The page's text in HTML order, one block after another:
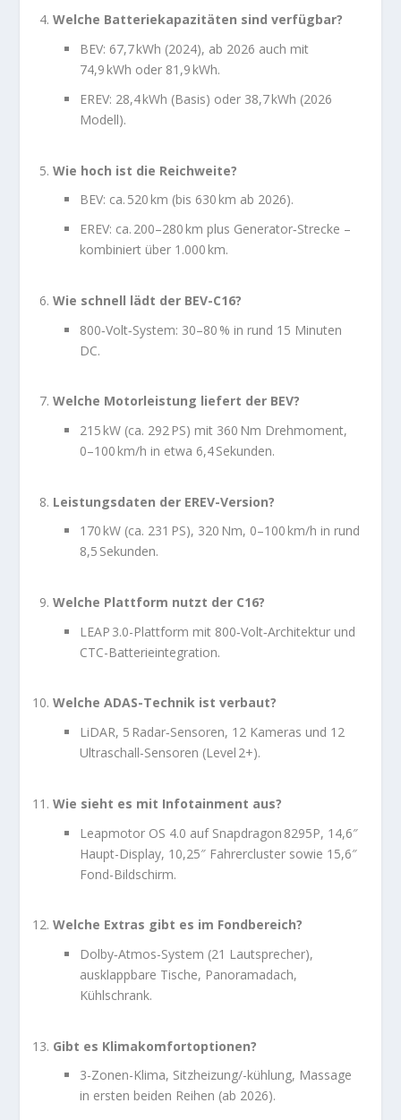
Welche Batteriekapazitäten sind verfügbar?
BEV: 67,7 kWh (2024), ab 2026 auch mit
74,9 kWh oder 81,9 kWh.
EREV: 28,4 kWh (Basis) oder 38,7 kWh (2026
Modell).
Wie hoch ist die Reichweite?
BEV: ca. 520 km (bis 630 km ab 2026).
EREV: ca. 200–280 km plus Generator‑Strecke –
kombiniert über 1.000 km.
Wie schnell lädt der BEV-C16?
800‑Volt‑System: 30–80 % in rund 15 Minuten
DC.
Welche Motorleistung liefert der BEV?
215 kW (ca. 292 PS) mit 360 Nm Drehmoment,
0–100 km/h in etwa 6,4 Sekunden.
Leistungsdaten der EREV-Version?
170 kW (ca. 231 PS), 320 Nm, 0–100 km/h in rund
8,5 Sekunden.
Welche Plattform nutzt der C16?
LEAP 3.0-Plattform mit 800‑Volt‑Architektur und
CTC-Batterieintegration.
Welche ADAS-Technik ist verbaut?
LiDAR, 5 Radar‑Sensoren, 12 Kameras und 12
Ultraschall-Sensoren (Level 2+).
Wie sieht es mit Infotainment aus?
Leapmotor OS 4.0 auf Snapdragon 8295P, 14,6″
Haupt-Display, 10,25″ Fahrercluster sowie 15,6″
Fond-Bildschirm.
Welche Extras gibt es im Fondbereich?
Dolby‑Atmos-System (21 Lautsprecher),
ausklappbare Tische, Panoramadach,
Kühlschrank.
Gibt es Klimakomfortoptionen?
3-Zonen-Klima, Sitzheizung/-kühlung, Massage
in ersten beiden Reihen (ab 2026).